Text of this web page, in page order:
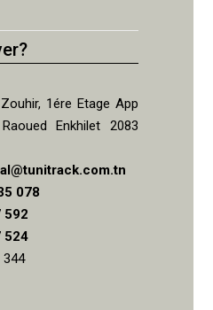
1ére Etage App
Enkhilet 2083
078
592
524
344